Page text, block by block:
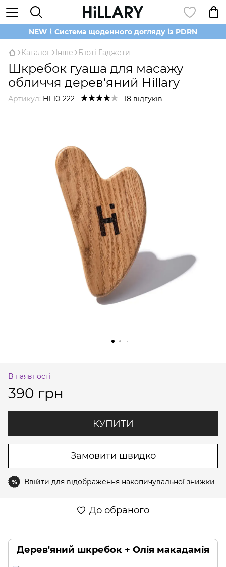
NEW ⌇ Система щоденного догляду із PDRN
Каталог Інше Б'юті Гаджети
Шкребок гуаша для масажу
обличчя дерев‘яний Hillary
Артикул: HI-10-222 18 відгуків
В наявності
390 грн
КУПИТИ
Замовити швидко
% Ввійти для відображення накопичувальної знижки
До обраного
Дерев'яний шкребок + Олія макадамія